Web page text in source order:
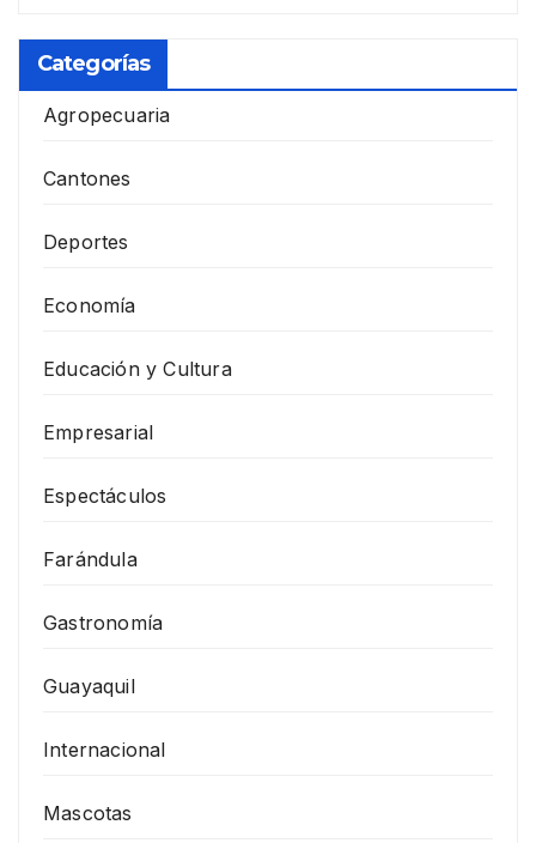
Categorías
Agropecuaria
Cantones
Deportes
Economía
Educación y Cultura
Empresarial
Espectáculos
Farándula
Gastronomía
Guayaquil
Internacional
Mascotas